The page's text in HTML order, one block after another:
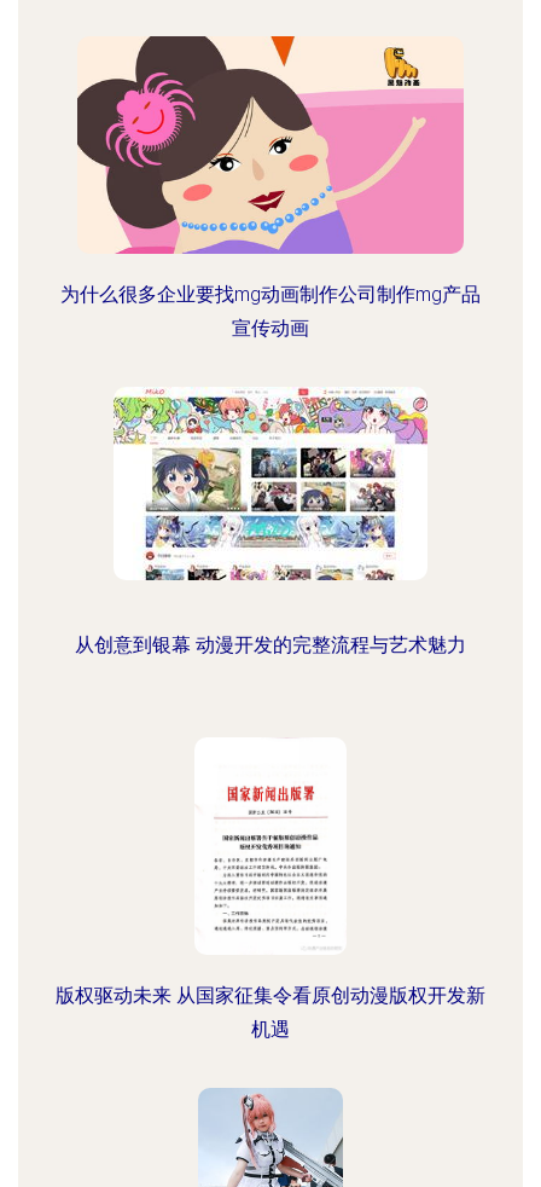
为什么很多企业要找mg动画制作公司制作mg产品
宣传动画
从创意到银幕 动漫开发的完整流程与艺术魅力
版权驱动未来 从国家征集令看原创动漫版权开发新
机遇